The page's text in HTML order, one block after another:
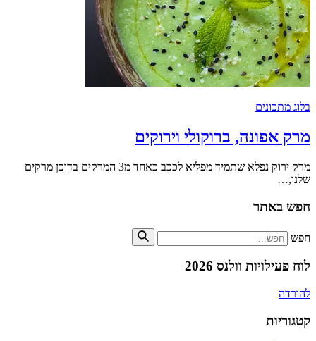
בלוג מתכונים
מרק אפונה, ברוקולי וירוקים
מרק ירוק נפלא שתמיד מפליא לככב כאחד מ3 המרקים בדוכן מרקים
שלנו,…
חפש באתר
חפש
לוח פעילויות וולנס 2026
להורדה
קטגוריות